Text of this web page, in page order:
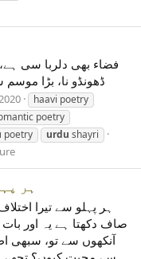
فضاء بھی دلربا سی
ڈھونڈو نا، بڑا
haavi poetry
poetry
poetry urdu shayri
ہر
ہر پہلو سے تیرا
صاف دکھتا ہے یہ اور
آنکھوں سے تو، سبھی